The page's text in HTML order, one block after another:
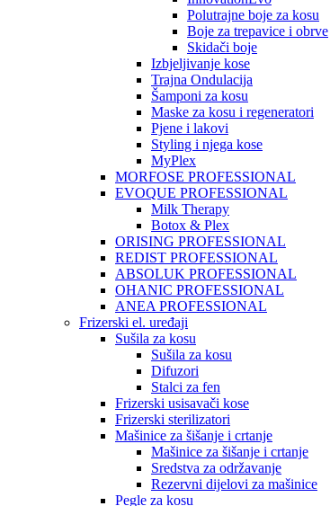
Polutrajne boje za kosu
Boje za trepavice i obrve
Skidači boje
Izbjeljivanje kose
Trajna Ondulacija
Šamponi za kosu
Maske za kosu i regeneratori
Pjene i lakovi
Styling i njega kose
MyPlex
MORFOSE PROFESSIONAL
EVOQUE PROFESSIONAL
Milk Therapy
Botox & Plex
ORISING PROFESSIONAL
REDIST PROFESSIONAL
ABSOLUK PROFESSIONAL
OHANIC PROFESSIONAL
ANEA PROFESSIONAL
Frizerski el. uređaji
Sušila za kosu
Sušila za kosu
Difuzori
Stalci za fen
Frizerski usisavači kose
Frizerski sterilizatori
Mašinice za šišanje i crtanje
Mašinice za šišanje i crtanje
Sredstva za održavanje
Rezervni dijelovi za mašinice
Pegle za kosu